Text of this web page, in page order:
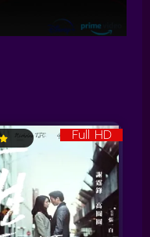
Full HD